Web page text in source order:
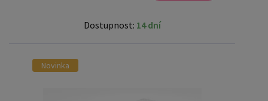
Dostupnost: 14 dní
Novinka